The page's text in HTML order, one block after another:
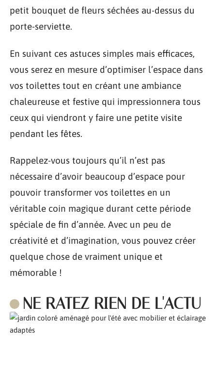
petit bouquet de fleurs séchées au-dessus du
porte-serviette.
En suivant ces astuces simples mais efficaces,
vous serez en mesure d’optimiser l’espace dans
vos toilettes tout en créant une ambiance
chaleureuse et festive qui impressionnera tous
ceux qui viendront y faire une petite visite
pendant les fêtes.
Rappelez-vous toujours qu’il n’est pas
nécessaire d’avoir beaucoup d’espace pour
pouvoir transformer vos toilettes en un
véritable coin magique durant cette période
spéciale de fin d’année. Avec un peu de
créativité et d’imagination, vous pouvez créer
quelque chose de vraiment unique et
mémorable !
NE RATEZ RIEN DE L'ACTU